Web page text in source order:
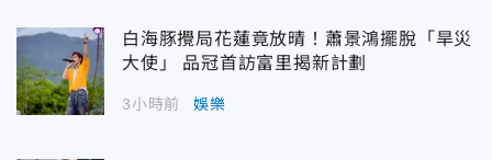
白海豚攪局花蓮竟放晴！蕭景鴻擺脫「旱災
大使」 品冠首訪富里揭新計劃
3小時前 娛樂